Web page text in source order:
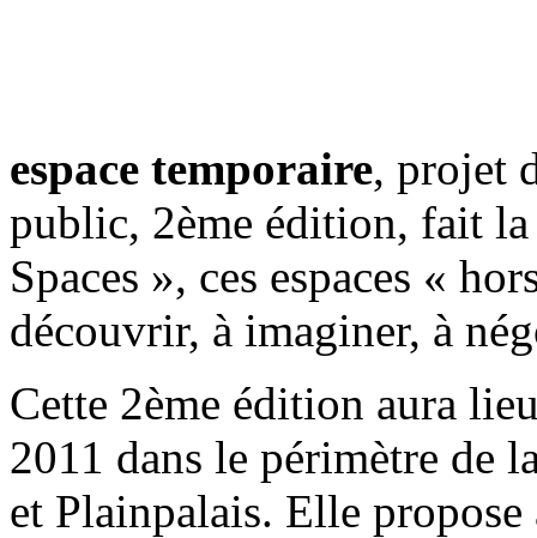
espace temporaire, projet
public, 2ème édition, fait
Spaces », ces espaces «
découvrir, à imaginer, à
Cette 2ème édition aura
2011 dans le périmètre de
et Plainpalais. Elle